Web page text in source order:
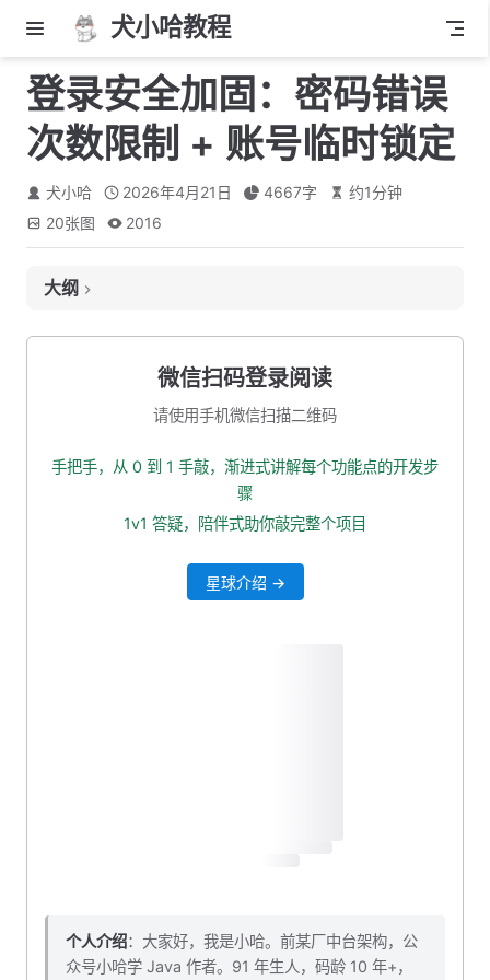
犬小哈教程
登录安全加固：密码错误
次数限制 + 账号临时锁定
犬小哈 2026年4月21日 4667字 约1分钟
20张图 2016
大纲
二、解决方案：Redis 失败计数器
3.2 新增常量
3.3 新增两个私有方法
3.5 重构 checkPassword() 方法
5.2 测试二：登录 — 密码正确后失败计数被清除
5.3 测试三：登录 — 被禁用账号不触发密码校验
微信扫码登录阅读
请使用手机微信扫描二维码
手把手，从 0 到 1 手敲，渐进式讲解每个功能点的开发步
骤
1v1 答疑，陪伴式助你敲完整个项目
星球介绍 →
个人介绍：大家好，我是小哈。前某厂中台架构，公
众号小哈学 Java 作者。91 年生人，码龄 10 年+，